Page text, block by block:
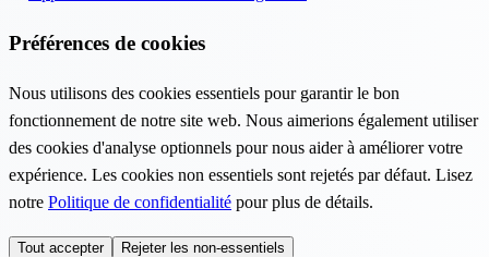
Préférences de cookies
Nous utilisons des cookies essentiels pour garantir le bon
fonctionnement de notre site web. Nous aimerions également utiliser
des cookies d'analyse optionnels pour nous aider à améliorer votre
expérience. Les cookies non essentiels sont rejetés par défaut. Lisez
notre Politique de confidentialité pour plus de détails.
Tout accepter Rejeter les non-essentiels